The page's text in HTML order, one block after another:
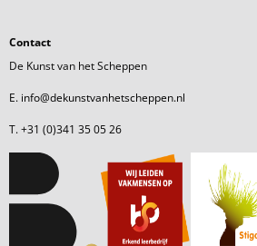
Contact
De Kunst van het Scheppen
E. info@dekunstvanhetscheppen.nl
T. +31 (0)341 35 05 26